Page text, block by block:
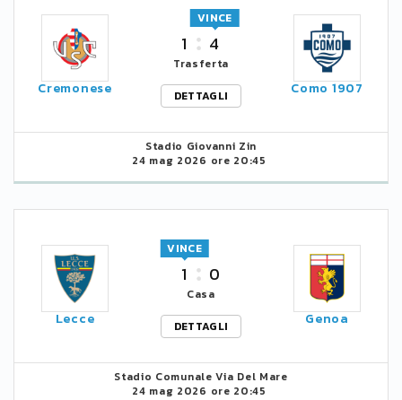
Cremonese
1 4
VINCE
Trasferta
DETTAGLI
Como 1907
Stadio Giovanni Zin
24 mag 2026 ore 20:45
Lecce
1
VINCE
0
Casa
DETTAGLI
Genoa
Stadio Comunale Via Del Mare
24 mag 2026 ore 20:45